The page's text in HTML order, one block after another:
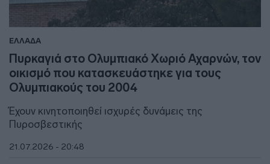
ΕΛΛΑΔΑ
Πυρκαγιά στο Ολυμπιακό Χωριό Αχαρνών, τον
οικισμό που κατασκευάστηκε για τους
Ολυμπιακούς του 2004
Έχουν κινητοποιηθεί ισχυρές δυνάμεις της
Πυροσβεστικής
21.07.2026 - 20:48